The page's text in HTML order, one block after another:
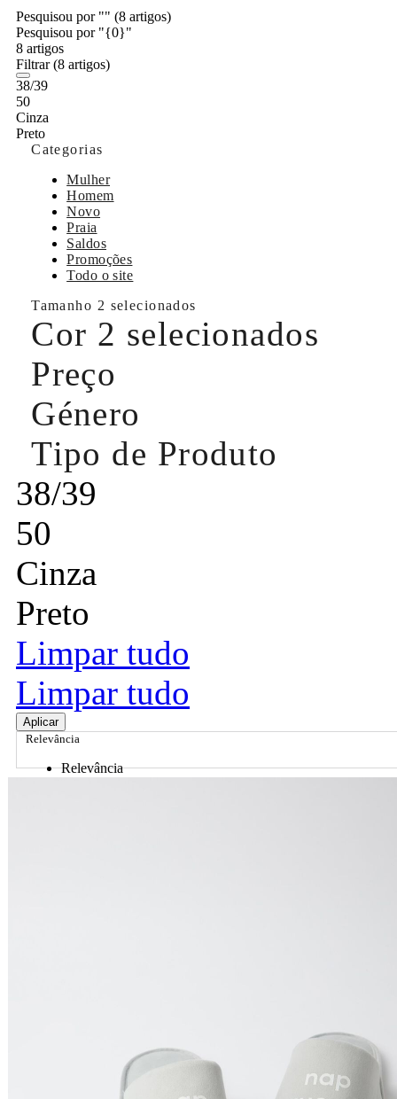
Pesquisou por "" (8 artigos)
Pesquisou por "{0}"
8 artigos
Filtrar(8 artigos)
38/39
50
Cinza
Preto
Categorias
Mulher
Homem
Novo
Praia
Saldos
Promoções
Todo o site
Tamanho 2 selecionados
Cor 2 selecionados
Preço
Género
Tipo de Produto
38/39
50
Cinza
Preto
Limpar tudo
Limpar tudo
Aplicar
Relevância
Relevância